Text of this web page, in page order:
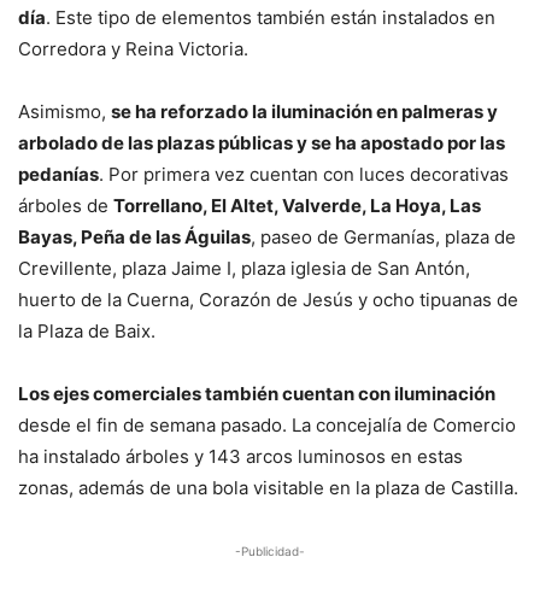
día. Este tipo de elementos también están instalados en
Corredora y Reina Victoria.
Asimismo, se ha reforzado la iluminación en palmeras y
arbolado de las plazas públicas y se ha apostado por las
pedanías. Por primera vez cuentan con luces decorativas
árboles de Torrellano, El Altet, Valverde, La Hoya, Las
Bayas, Peña de las Águilas, paseo de Germanías, plaza de
Crevillente, plaza Jaime I, plaza iglesia de San Antón,
huerto de la Cuerna, Corazón de Jesús y ocho tipuanas de
la Plaza de Baix.
Los ejes comerciales también cuentan con iluminación
desde el fin de semana pasado. La concejalía de Comercio
ha instalado árboles y 143 arcos luminosos en estas
zonas, además de una bola visitable en la plaza de Castilla.
-Publicidad-